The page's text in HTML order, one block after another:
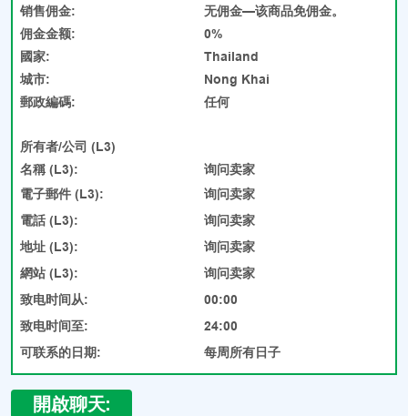
销售佣金:
无佣金—该商品免佣金。
佣金金额:
0%
國家:
Thailand
城市:
Nong Khai
郵政編碼:
任何
所有者/公司 (L3)
名稱 (L3):
询问卖家
電子郵件 (L3):
询问卖家
電話 (L3):
询问卖家
地址 (L3):
询问卖家
網站 (L3):
询问卖家
致电时间从:
00:00
致电时间至:
24:00
可联系的日期:
每周所有日子
開啟聊天: